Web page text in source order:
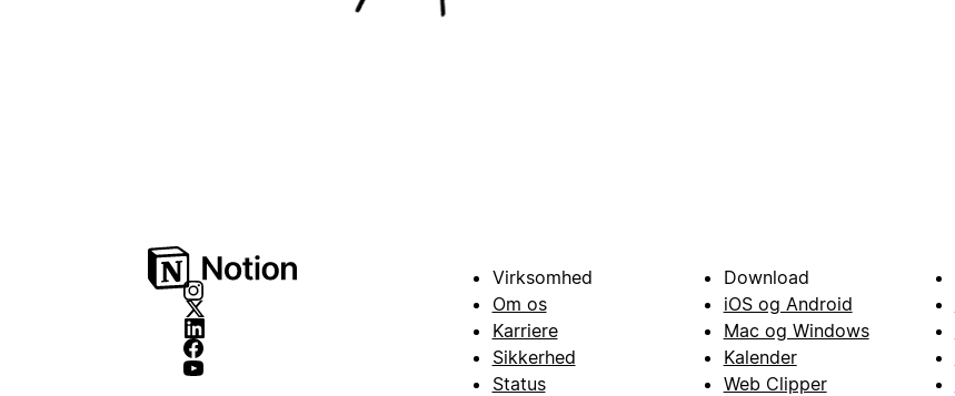
Virksomhed
Om os
Karriere
Sikkerhed
Status
Download
iOS og Android
Mac og Windows
Kalender
Web Clipper